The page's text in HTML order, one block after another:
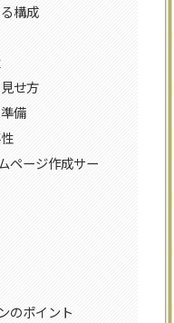
構成
せ方
備
ページ作成サー
のポイント